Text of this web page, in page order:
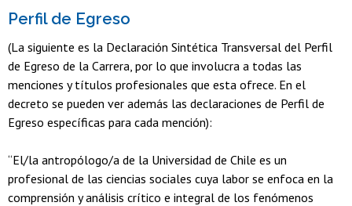
Perfil de Egreso
(La siguiente es la Declaración Sintética Transversal del Perfil
de Egreso de la Carrera, por lo que involucra a todas las
menciones y títulos profesionales que esta ofrece. En el
decreto se pueden ver además las declaraciones de Perfil de
Egreso específicas para cada mención):
“El/la antropólogo/a de la Universidad de Chile es un
profesional de las ciencias sociales cuya labor se enfoca en la
comprensión y análisis crítico e integral de los fenómenos